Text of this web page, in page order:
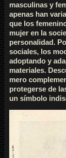
masculinas y
apenas han
que los
mujer en la
personalidad.
sociales, los
adoptando y
materiales.
mero
protegerse de
un símbolo